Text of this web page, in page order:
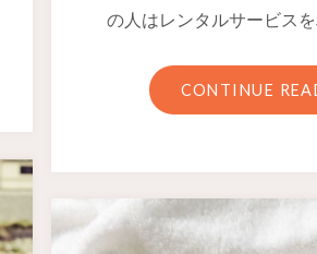
の人はレンタルサービスを
CONTINUE